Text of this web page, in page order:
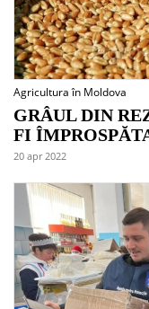
Agricultura în Moldova
GRÂUL DIN
FI
20 apr 2022